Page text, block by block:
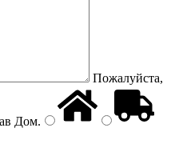
Пожалуйста,
Дом.